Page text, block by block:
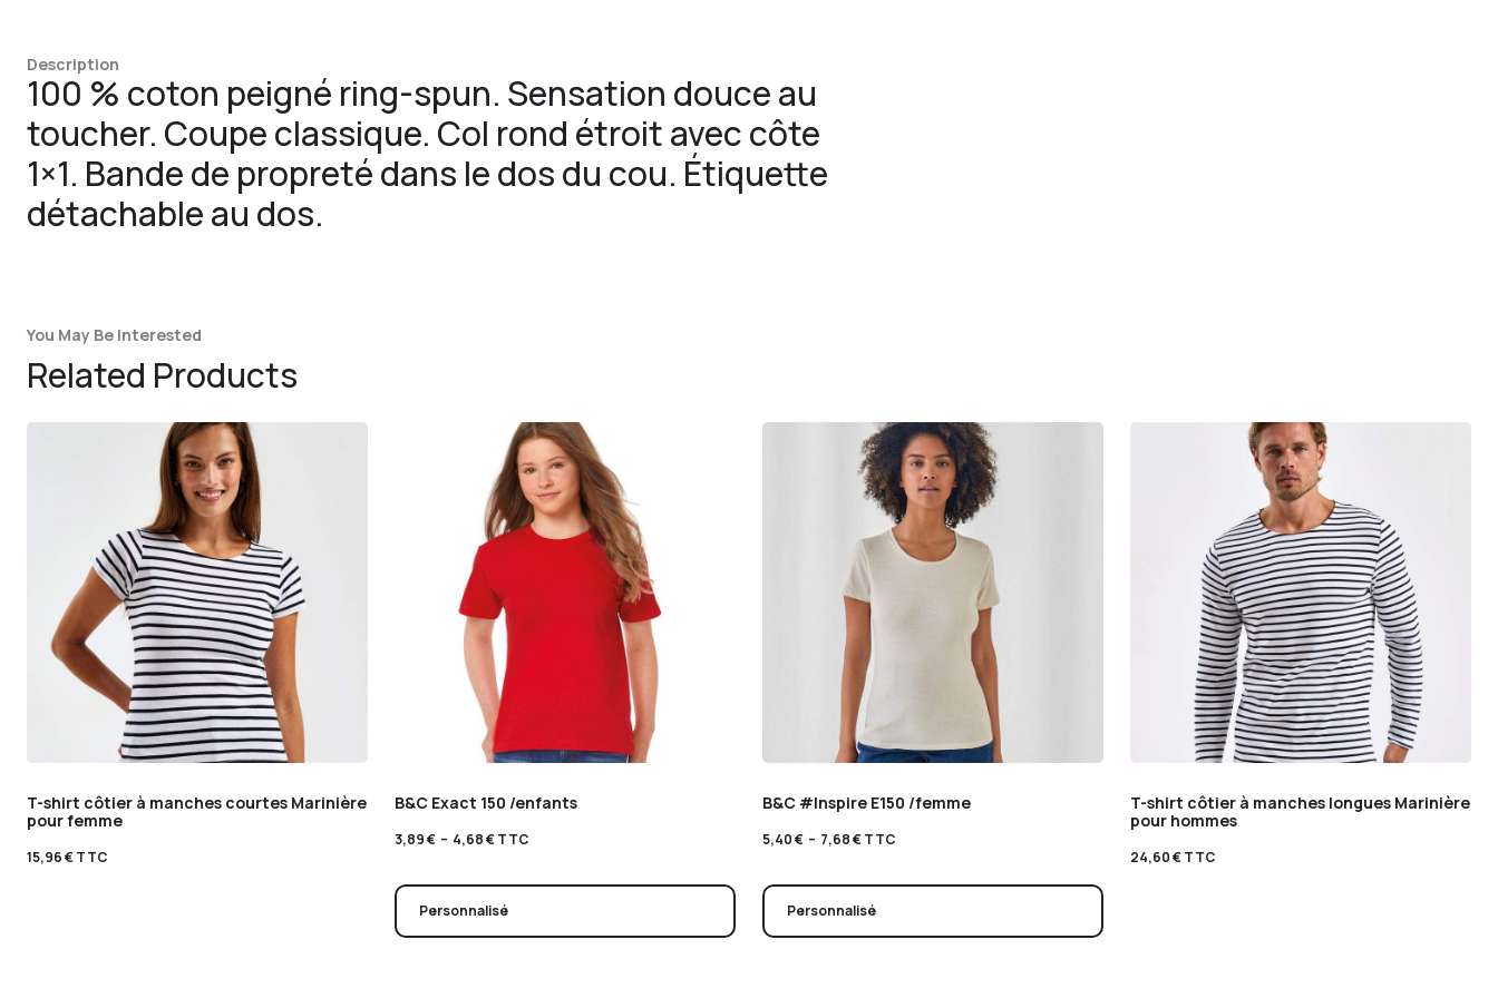
Description
100 % coton peigné ring-spun. Sensation douce au
toucher. Coupe classique. Col rond étroit avec côte
1×1. Bande de propreté dans le dos du cou. Étiquette
détachable au dos.
You May Be Interested
Related Products
T-shirt côtier à manches courtes Marinière
pour femme
15,96€TTC
B&C Exact 150 /enfants
3,89€ – 4,68€TTC
Personnalisé
B&C #Inspire E150 /femme
5,40€ – 7,68€TTC
Personnalisé
T-shirt côtier à manches longues Marinière
pour hommes
24,60€TTC